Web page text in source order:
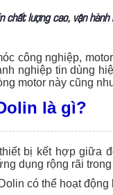
lượng cao, vận
công nghiệp,
nghiệp tin dùng
motor này cũng
là gì?
bị kết hợp giữa
dụng rộng rãi
có thể hoạt